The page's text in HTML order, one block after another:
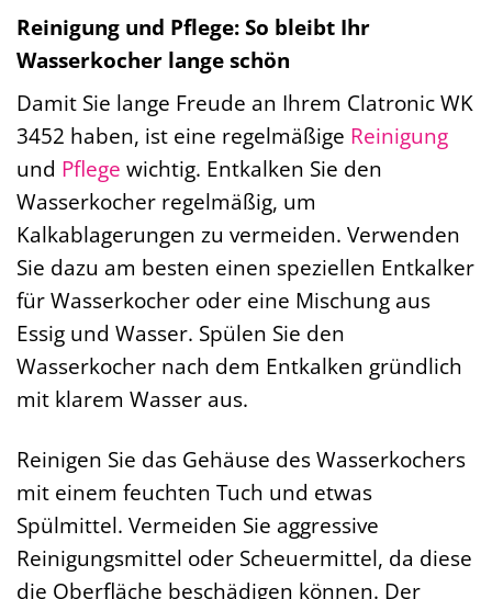
Reinigung und Pflege: So bleibt Ihr
Wasserkocher lange schön
Damit Sie lange Freude an Ihrem Clatronic WK
3452 haben, ist eine regelmäßige Reinigung
und Pflege wichtig. Entkalken Sie den
Wasserkocher regelmäßig, um
Kalkablagerungen zu vermeiden. Verwenden
Sie dazu am besten einen speziellen Entkalker
für Wasserkocher oder eine Mischung aus
Essig und Wasser. Spülen Sie den
Wasserkocher nach dem Entkalken gründlich
mit klarem Wasser aus.
Reinigen Sie das Gehäuse des Wasserkochers
mit einem feuchten Tuch und etwas
Spülmittel. Vermeiden Sie aggressive
Reinigungsmittel oder Scheuermittel, da diese
die Oberfläche beschädigen können. Der